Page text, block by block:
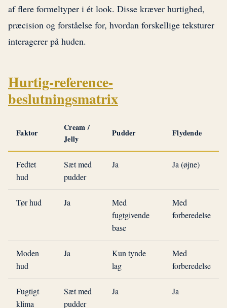
af flere formeltyper i ét look. Disse kræver hurtighed,
præcision og forståelse for, hvordan forskellige teksturer
interagerer på huden.
Hurtig-reference-
beslutningsmatrix
Faktor
Cream /
Jelly
Pudder Flydende
Fedtet
hud
Sæt med
pudder
Ja Ja (øjne)
Tør hud Ja
Med
fugtgivende
base
Med
forberedelse
Moden
hud
Ja
Kun tynde
lag
Med
forberedelse
Fugtigt
klima
Sæt med
pudder
Ja Ja